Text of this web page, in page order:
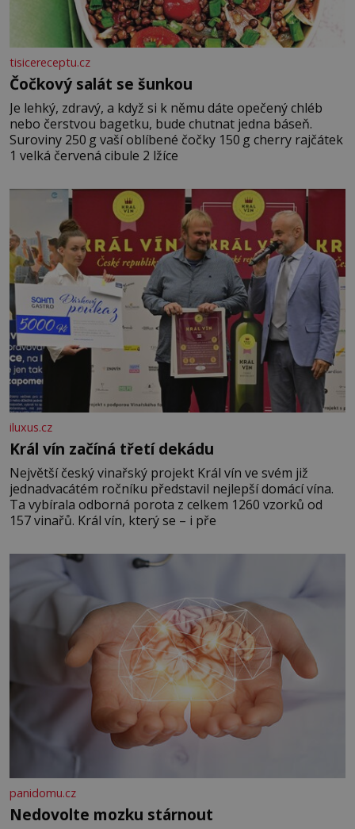
tisicereceptu.cz
Čočkový salát se šunkou
Je lehký, zdravý, a když si k němu dáte opečený chléb
nebo čerstvou bagetku, bude chutnat jedna báseň.
Suroviny 250 g vaší oblíbené čočky 150 g cherry rajčátek
1 velká červená cibule 2 lžíce
iluxus.cz
Král vín začíná třetí dekádu
Největší český vinařský projekt Král vín ve svém již
jednadvacátém ročníku představil nejlepší domácí vína.
Ta vybírala odborná porota z celkem 1260 vzorků od
157 vinařů. Král vín, který se – i pře
panidomu.cz
Nedovolte mozku stárnout